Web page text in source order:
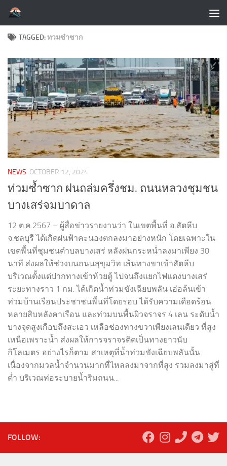
Skip to content
TAGGED:ทวมซำซาก
NEWS OCTOBER 12, 2024
ท่วมซ้ำซาก ฝนถล่มครึ่งชม. ถนนหลวงชุมชน
บางเสร่จมบาดาล
12 ต.ค.2567 – ผู้สื่อข่าวรายงานว่า ในเขตพื้นที่ อ.สัตหีบ
จ.ชลบุรี ได้เกิดฝนฟ้าคะนองตกลงมาอย่างหนัก โดยเฉพาะใน
เขตพื้นที่ชุมชนตำบลบางเสร่ หลังฝนกระหน่ำลงมาเพียง 30
นาที ส่งผลให้ช่วงบนถนนสุขุมวิท เส้นทางขาเข้าสัตหีบ
บริเวณตั้งแต่ปากทางเข้าห้วยตู้ ไปจนถึงแยกไฟแดงบางเสร่
ระยะทางราว 1 กม. ได้เกิดน้ำท่วมขังเฉียบพลัน เอ่อล้นเข้า
ท่วมบ้านเรือนประชาชนพื้นที่โดยรอบ ได้รับความเดือดร้อน
หลายสิบหลังคาเรือน และท่วมบนพื้นผิวจราจร 4 เลน ระดับน้ำ
บางจุดสูงเกือบถึงสะเอว เหลือช่องทางขวาเพียงเลนเดียว ที่สูง
เหนือเพราะน้ำ ส่งผลให้การจราจรติดเป็นทางยาวนับ
กิโลเมตร อย่างไรก็ตาม สาเหตุที่น้ำท่วมขังเฉียบพลันนั้น
เนื่องจากมวลน้ำจำนวนมากที่ไหลลงมาจากที่สูง รวมลงมาสู่ที่
ต่ำ บริเวณท่อระบายน้ำริมถนน...
FOLLOW: